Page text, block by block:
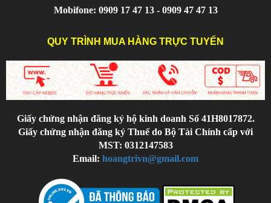
Mobifone: 0909 17 47 13 - 0909 47 47 13
QUY TRÌNH MUA HÀNG TRỰC TUYẾN
Giấy chứng nhận đăng ký hộ kinh doanh Số 41H8017872.
Giấy chứng nhận đăng ký Thuế do Bộ Tài Chính cấp với
MST: 0312147583
Email: hoangtrivn@gmail.com